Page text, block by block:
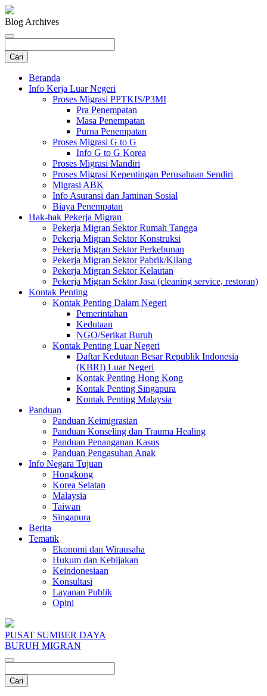
Blog Archives
Beranda
Info Kerja Luar Negeri
Proses Migrasi PPTKIS/P3MI
Pra Penempatan
Masa Penempatan
Purna Penempatan
Proses Migrasi G to G
Info G to G Korea
Proses Migrasi Mandiri
Proses Migrasi Kepentingan Perusahaan Sendiri
Migrasi ABK
Info Asuransi dan Jaminan Sosial
Biaya Penempatan
Hak-hak Pekerja Migran
Pekerja Migran Sektor Rumah Tangga
Pekerja Migran Sektor Konstruksi
Pekerja Migran Sektor Perkebunan
Pekerja Migran Sektor Pabrik/Kilang
Pekerja Migran Sektor Kelautan
Pekerja Migran Sektor Jasa (cleaning service, restoran)
Kontak Penting
Kontak Penting Dalam Negeri
Pemerintahan
Kedutaan
NGO/Serikat Buruh
Kontak Penting Luar Negeri
Daftar Kedutaan Besar Republik Indonesia
(KBRI) Luar Negeri
Kontak Penting Hong Kong
Kontak Penting Singapura
Kontak Penting Malaysia
Panduan
Panduan Keimigrasian
Panduan Konseling dan Trauma Healing
Panduan Penanganan Kasus
Panduan Pengasuhan Anak
Info Negara Tujuan
Hongkong
Korea Selatan
Malaysia
Taiwan
Singapura
Berita
Tematik
Ekonomi dan Wirausaha
Hukum dan Kebijakan
Keindonesiaan
Konsultasi
Layanan Publik
Opini
PUSAT SUMBER DAYA
BURUH MIGRAN